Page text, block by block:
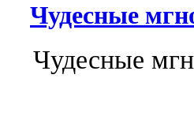
Чудесные
Чудесные